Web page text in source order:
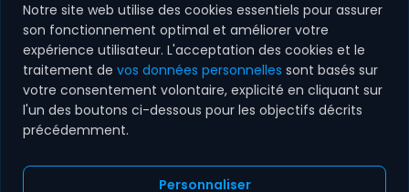
Parrainage
Carrières
Demander un devis
% l'IA des mairies,
Acronet a ...
6 févr. 2026
Étude de cas :
Comment
transformer sa
visibilité digitale ?
Agence web MulhouseHaut-Rhin (68)
Notre site web utilise des cookies essentiels pour assurer
son fonctionnement optimal et améliorer votre
expérience utilisateur. L'acceptation des cookies et le
traitement de vos données personnelles sont basés sur
votre consentement volontaire, explicité en cliquant sur
l'un des boutons ci-dessous pour les objectifs décrits
précédemment.
Personnaliser